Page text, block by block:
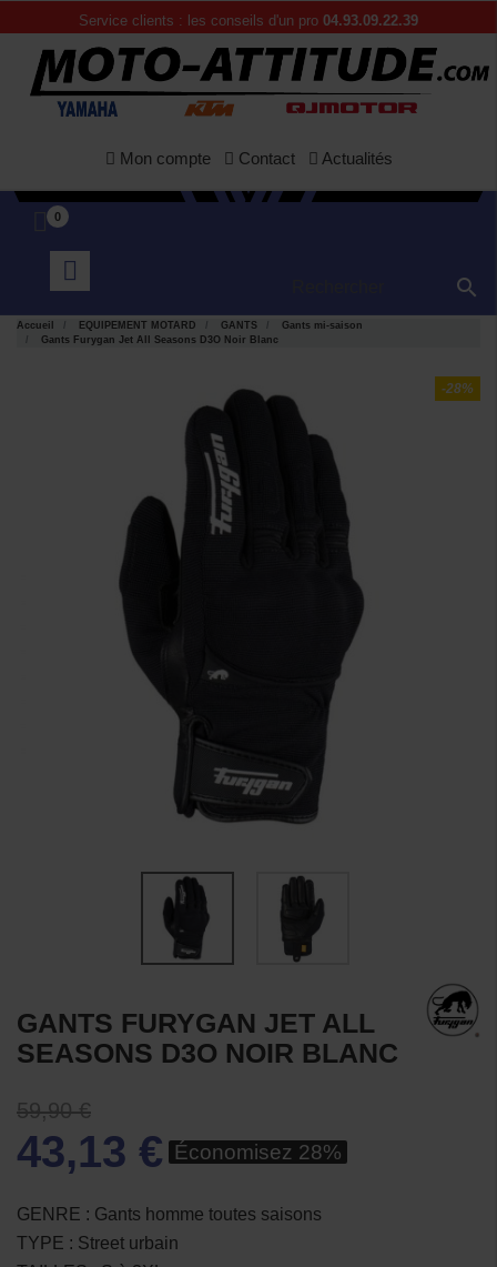
Service clients : les conseils d'un pro 04.93.09.22.39
Mon compte Contact Actualités
0

Accueil EQUIPEMENT MOTARD GANTS
Gants mi-saison
Gants Furygan Jet All Seasons D3O Noir Blanc
-28%
GANTS FURYGAN JET ALL
SEASONS D3O NOIR BLANC
59,90 €
43,13 € Économisez 28%
GENRE : Gants homme toutes saisons
TYPE : Street urbain